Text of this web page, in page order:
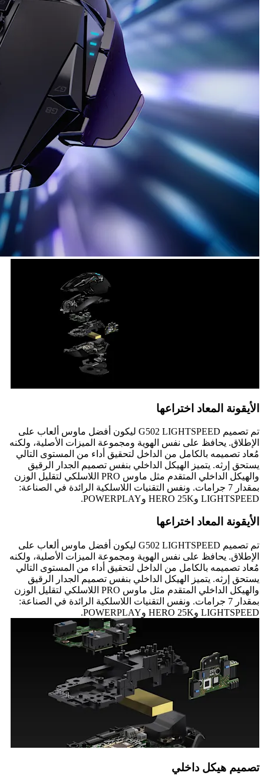
الأيقونة المعاد اختراعها
تم تصميم G502 LIGHTSPEED ليكون أفضل ماوس ألعاب على
الإطلاق. يحافظ على نفس الهوية ومجموعة الميزات الأصلية، ولكنه
مُعاد تصميمه بالكامل من الداخل لتحقيق أداء من المستوى التالي
يستحق إرثه. يتميز الهيكل الداخلي بنفس تصميم الجدار الرقيق
والهيكل الداخلي المتقدم مثل ماوس PRO اللاسلكي لتقليل الوزن
بمقدار 7 جرامات. ونفس التقنيات اللاسلكية الرائدة في الصناعة:
LIGHTSPEED وHERO 25K وPOWERPLAY.
الأيقونة المعاد اختراعها
تم تصميم G502 LIGHTSPEED ليكون أفضل ماوس ألعاب على
الإطلاق. يحافظ على نفس الهوية ومجموعة الميزات الأصلية، ولكنه
مُعاد تصميمه بالكامل من الداخل لتحقيق أداء من المستوى التالي
يستحق إرثه. يتميز الهيكل الداخلي بنفس تصميم الجدار الرقيق
والهيكل الداخلي المتقدم مثل ماوس PRO اللاسلكي لتقليل الوزن
بمقدار 7 جرامات. ونفس التقنيات اللاسلكية الرائدة في الصناعة:
LIGHTSPEED وHERO 25K وPOWERPLAY.
تصميم هيكل داخلي